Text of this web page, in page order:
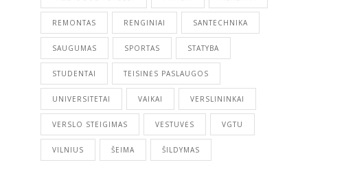
REMONTAS RENGINIAI SANTECHNIKA
SAUGUMAS SPORTAS STATYBA
STUDENTAI TEISINĖS PASLAUGOS
UNIVERSITETAI VAIKAI VERSLININKAI
VERSLO STEIGIMAS VESTUVĖS VGTU
VILNIUS ŠEIMA ŠILDYMAS